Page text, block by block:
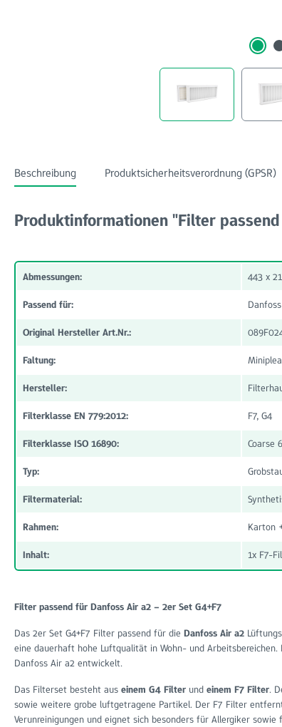
Beschreibung Produktsicherheitsverordnung (GPSR)
Produktinformationen "Filter
Abmessungen: 443 x
Passend für:
Original Hersteller Art.Nr.:
Faltung:
Hersteller:
Filterklasse EN 779:2012: F7, G4
Filterklasse ISO 16890: Coarse
Typ:
Filtermaterial:
Rahmen: Karton
Inhalt: 1x F7-
Filter passend für Danfoss Air a2 – 2er Set G4+F7
Das 2er Set G4+F7 Filter passend für die Danfoss Air a2
eine dauerhaft hohe Luftqualität in Wohn- und
Danfoss Air a2 entwickelt.
Das Filterset besteht aus einem G4 Filter und einem F7 Filter.
sowie weitere grobe luftgetragene Partikel. Der F7 Filter
Verunreinigungen und eignet sich besonders für Allergiker